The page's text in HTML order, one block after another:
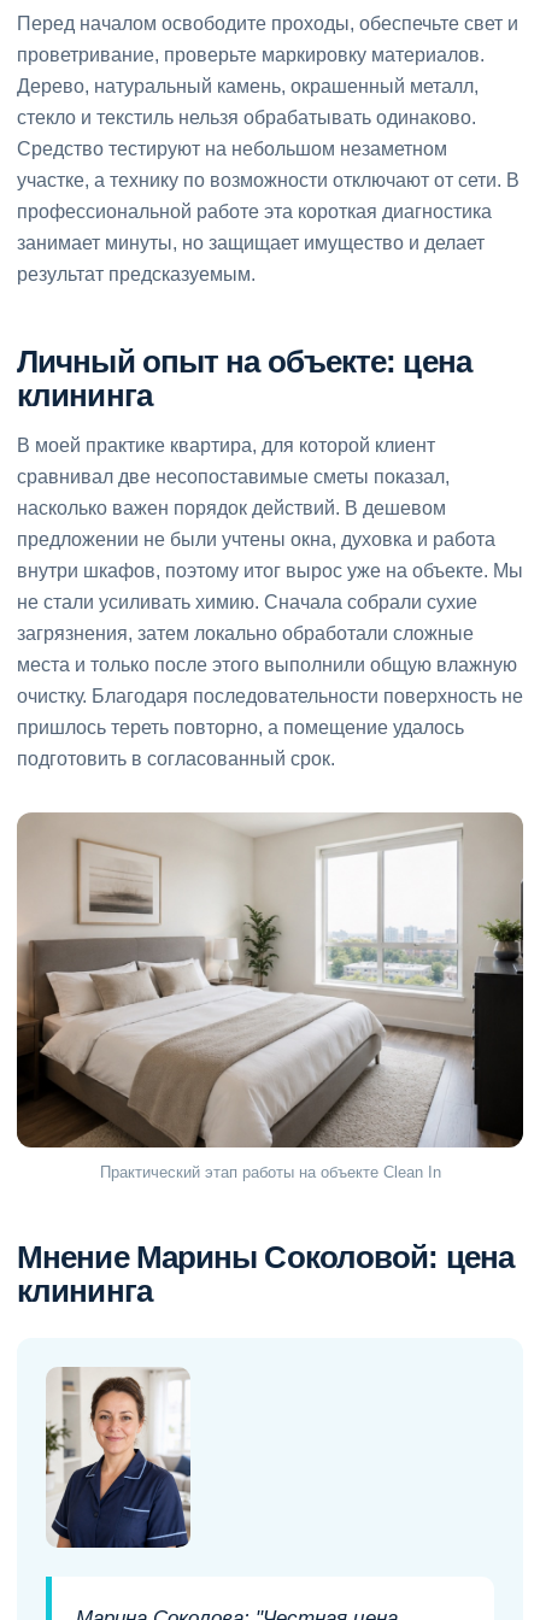
Перед началом освободите проходы, обеспечьте свет и
проветривание, проверьте маркировку материалов.
Дерево, натуральный камень, окрашенный металл,
стекло и текстиль нельзя обрабатывать одинаково.
Средство тестируют на небольшом незаметном
участке, а технику по возможности отключают от сети. В
профессиональной работе эта короткая диагностика
занимает минуты, но защищает имущество и делает
результат предсказуемым.
Личный опыт на объекте: цена
клининга
В моей практике квартира, для которой клиент
сравнивал две несопоставимые сметы показал,
насколько важен порядок действий. В дешевом
предложении не были учтены окна, духовка и работа
внутри шкафов, поэтому итог вырос уже на объекте. Мы
не стали усиливать химию. Сначала собрали сухие
загрязнения, затем локально обработали сложные
места и только после этого выполнили общую влажную
очистку. Благодаря последовательности поверхность не
пришлось тереть повторно, а помещение удалось
подготовить в согласованный срок.
Практический этап работы на объекте Clean In
Мнение Марины Соколовой: цена
клининга